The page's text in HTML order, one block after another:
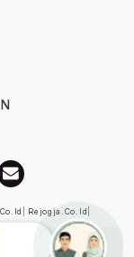
Rejogja.co.id
Pers